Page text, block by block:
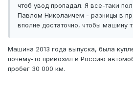
чтоб увод пропадал. Я все-таки
Павлом Николаичем - разницы в
вполне достаточно, чтобы машину
Машина 2013 года выпуска, была
почему-то привозил в Россию
пробег 30 000 км.